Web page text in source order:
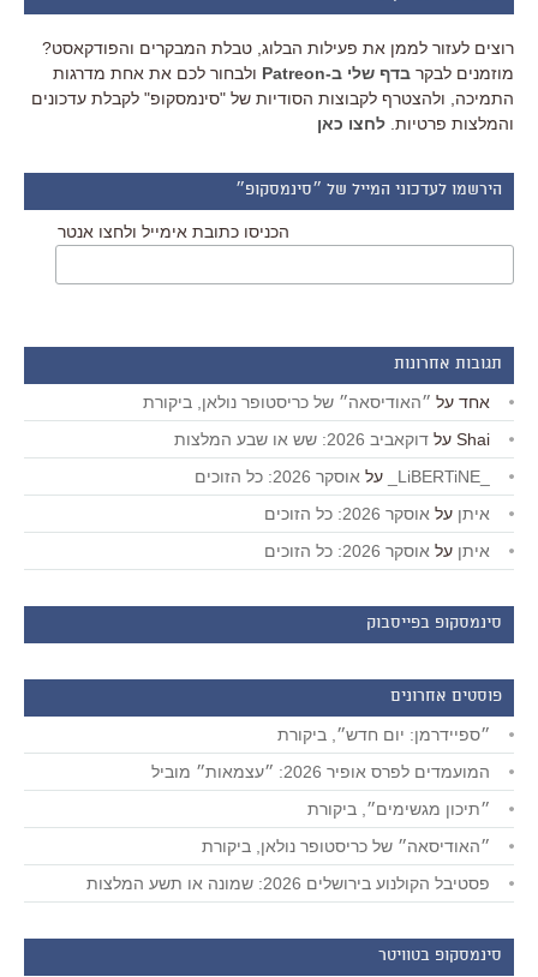
רוצים לעזור לממן את פעילות הבלוג, טבלת המבקרים והפודקאסט?
מוזמנים לבקר בדף שלי ב-Patreon
ולבחור לכם את אחת מדרגות
התמיכה, ולהצטרף לקבוצות הסודיות של "סינמסקופ" לקבלת עדכונים
והמלצות פרטיות. לחצו כאן
הירשמו לעדכוני המייל של ״סינמסקופ״
הכניסו כתובת אימייל ולחצו אנטר
תגובות אחרונות
אחד על ״האודיסאה״ של כריסטופר נולאן, ביקורת
Shai על דוקאביב 2026: שש או שבע המלצות
על אוסקר 2026: כל הזוכים
איתן על אוסקר 2026: כל הזוכים
איתן על אוסקר 2026: כל הזוכים
סינמסקופ בפייסבוק
פוסטים אחרונים
״ספיידרמן: יום חדש״, ביקורת
המועמדים לפרס אופיר 2026: ״עצמאות״ מוביל
״תיכון מגשימים״, ביקורת
״האודיסאה״ של כריסטופר נולאן, ביקורת
פסטיבל הקולנוע בירושלים 2026: שמונה או תשע המלצות
סינמסקופ בטוויטר